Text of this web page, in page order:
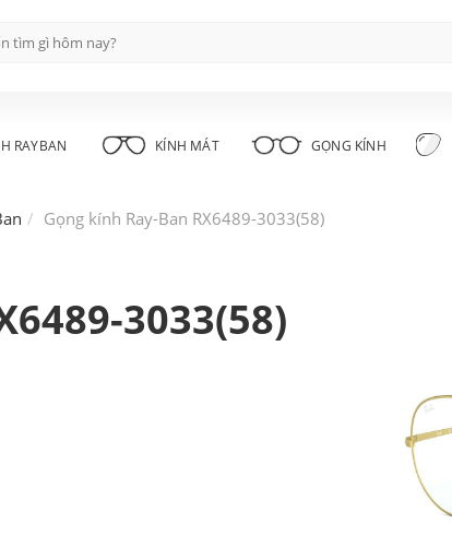
RAYBAN KÍNH MÁT GỌNG KÍNH
Gọng kính Ray-Ban RX6489-3033(58)
3033(58)